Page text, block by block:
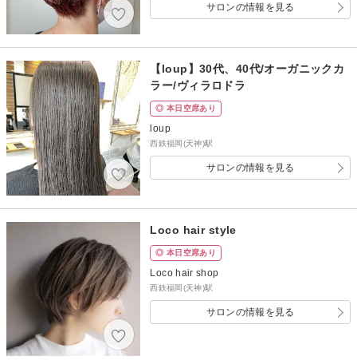
サロンの情報を見る
【loup】30代、40代/オーガニックカ
ラー/ヴィラロドラ
◎ 本日空席あり
loup
西鉄福岡(天神)駅
サロンの情報を見る
Loco hair style
◎ 本日空席あり
Loco hair shop
西鉄福岡(天神)駅
サロンの情報を見る